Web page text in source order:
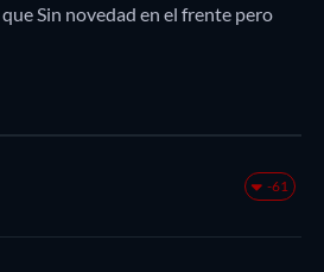
Sin novedad en el frente pero
-61